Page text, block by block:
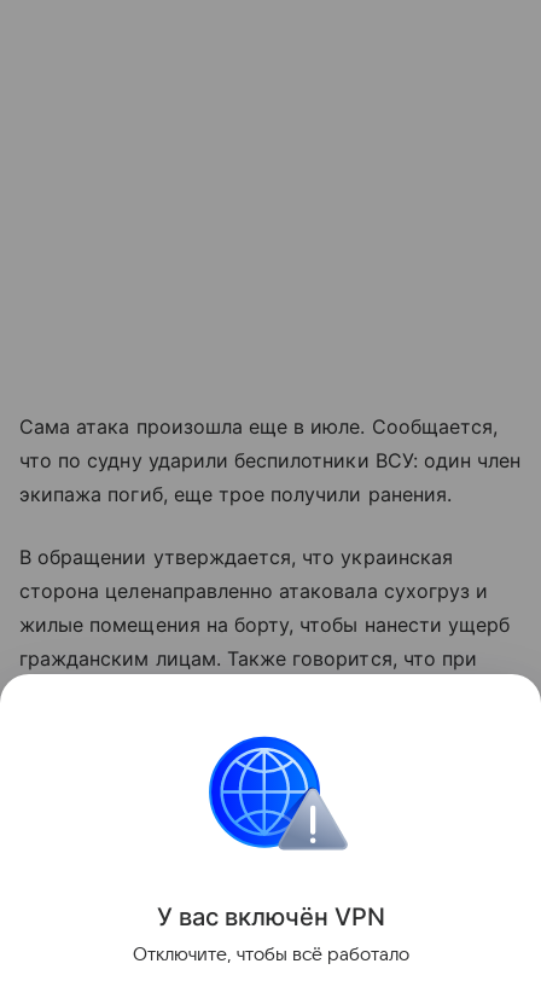
Сама атака произошла еще в июле. Сообщается,
что по судну ударили беспилотники ВСУ: один член
экипажа погиб, еще трое получили ранения.
В обращении утверждается, что украинская
сторона целенаправленно атаковала сухогруз и
жилые помещения на борту, чтобы нанести ущерб
гражданским лицам. Также говорится, что при
Sari продолжил движение и дошел до Трабзона.
Турция суд Новости
Поделиться
У вас включён VPN
Отключите, чтобы всё работало